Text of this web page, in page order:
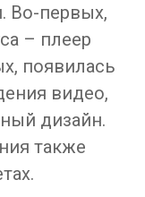
Во-первых,
– плеер
появилась
видео,
дизайн.
также